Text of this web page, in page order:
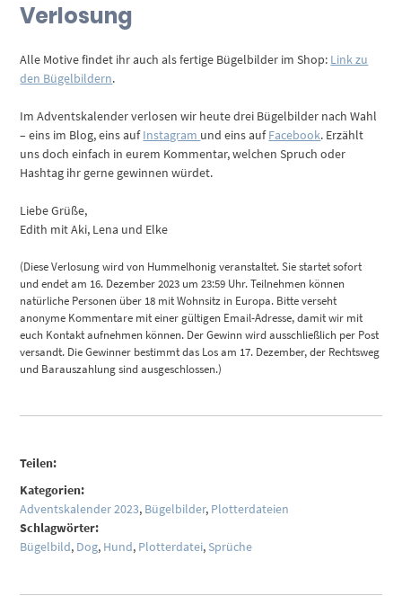
Verlosung
Alle Motive findet ihr auch als fertige Bügelbilder im Shop: Link zu
den Bügelbildern.
Im Adventskalender verlosen wir heute drei Bügelbilder nach Wahl
– eins im Blog, eins aufInstagram und eins aufFacebook. Erzählt
uns doch einfach in eurem Kommentar, welchen Spruch oder
Hashtag ihr gerne gewinnen würdet.
Liebe Grüße,
Edith mit Aki, Lena und Elke
(Diese Verlosung wird von Hummelhonig veranstaltet. Sie startet sofort
und endet am 16. Dezember 2023 um 23:59 Uhr. Teilnehmen können
natürliche Personen über 18 mit Wohnsitz in Europa. Bitte verseht
anonyme Kommentare mit einer gültigen Email-Adresse, damit wir mit
euch Kontakt aufnehmen können. Der Gewinn wird ausschließlich per Post
versandt. Die Gewinner bestimmt das Los am 17. Dezember, der Rechtsweg
und Barauszahlung sind ausgeschlossen.)
Teilen:
Kategorien:
Adventskalender 2023, Bügelbilder, Plotterdateien
Schlagwörter:
Bügelbild, Dog, Hund, Plotterdatei, Sprüche